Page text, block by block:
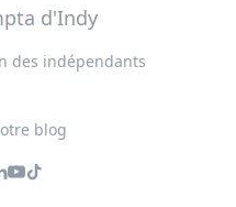
des indépendants
blog